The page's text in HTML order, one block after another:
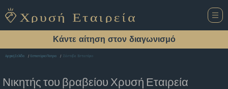
Κάντε αίτηση στον διαγωνισμό
Αρχική Σελίδα Εστιατόριο Πατρα Ζάστοβα Εστιατόριο
Νικητής του βραβείου Χρυσή Εταιρεία